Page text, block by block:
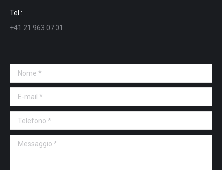
window
Tel :
+41 21 963 07 01
Nome *
E-mail *
Telefono *
Messaggio *